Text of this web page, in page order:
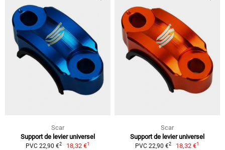
Scar
Support de levier universel
PVC 22,90 €2 18,32 €1
Scar
Support de levier universel
PVC 22,90 €2 18,32 €1